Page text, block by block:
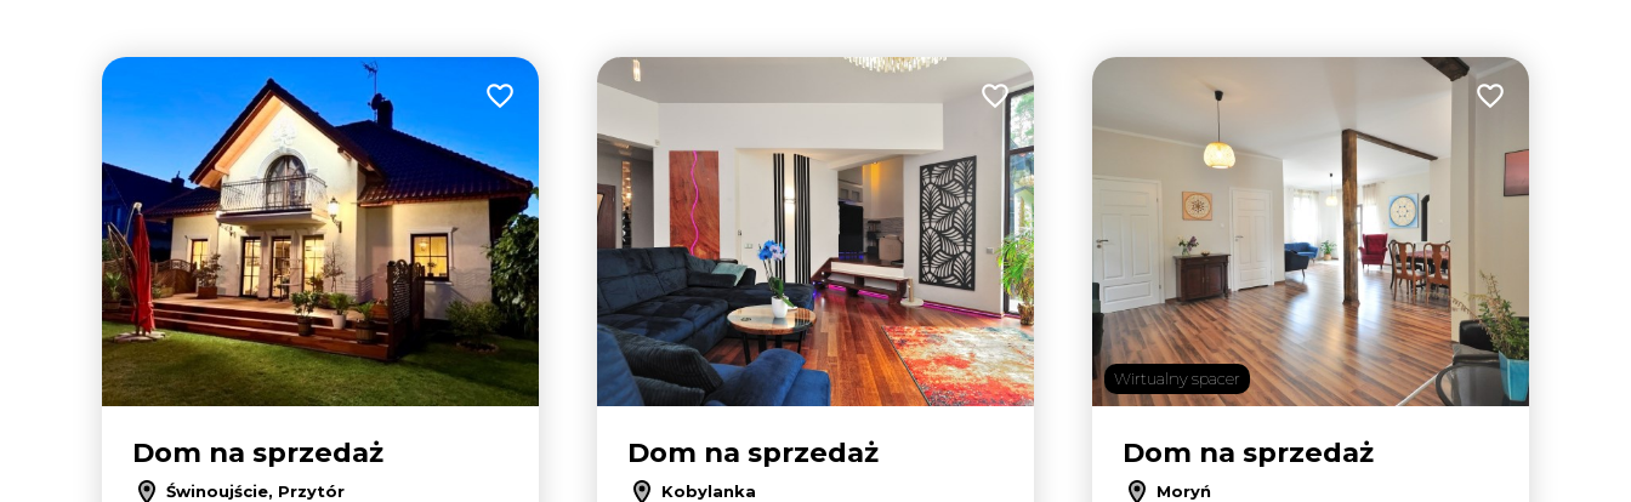
Dodaj do ulubionych
Dom na sprzedaż
Świnoujście, Przytór
Dodaj do ulubionych
Dom na sprzedaż
Kobylanka
Wirtualny spacer
Dodaj do
Dom na sprzedaż
Moryń